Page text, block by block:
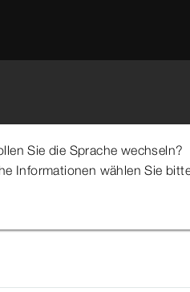
Sie die Sprache wechseln?
Informationen wählen Sie